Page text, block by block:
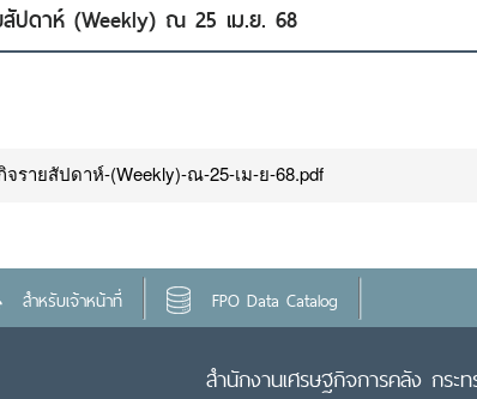
สัปดาห์ (Weekly) ณ 25 เม.ย. 68
จรายสัปดาห์-(Weekly)-ณ-25-เม-ย-68.pdf
สำหรับเจ้าหน้าที่ FPO Data Catalog
สำนักงานเศรษฐกิจการคลัง กระ